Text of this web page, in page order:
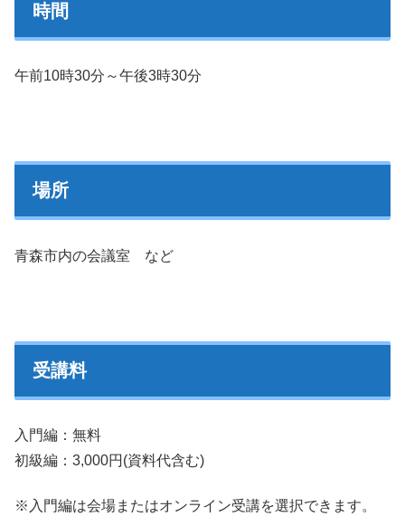
時間
午前10時30分～午後3時30分
場所
青森市内の会議室 など
受講料
入門編：無料
初級編：3,000円(資料代含む)
※入門編は会場またはオンライン受講を選択できます。